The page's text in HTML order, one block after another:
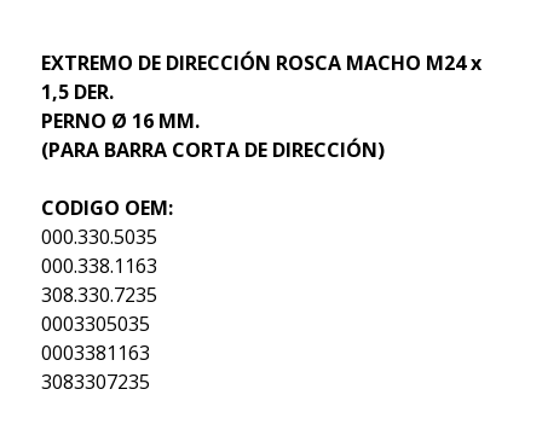
EXTREMO DE DIRECCIÓN ROSCA MACHO M24 x
1,5 DER.
PERNO Ø 16 MM.
(PARA BARRA CORTA DE DIRECCIÓN)
CODIGO OEM:
000.330.5035
000.338.1163
308.330.7235
0003305035
0003381163
3083307235